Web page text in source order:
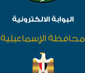
البوابة الالكترونية
محافظة الإسماعيلية